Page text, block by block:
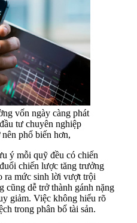
vốn ngày càng phát
tư chuyên nghiệp
phổ biến hơn,
ý mỗi quỹ đều có chiến
chiến lược tăng trưởng
ra mức sinh lời vượt trội
cũng dễ trở thành gánh nặng
giảm. Việc không hiểu rõ
trong phân bổ tài sản.